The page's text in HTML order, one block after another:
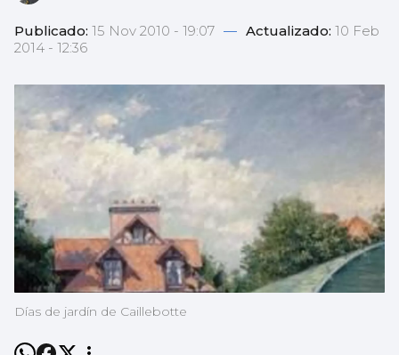
Publicado: 15 Nov 2010 - 19:07 — Actualizado: 10 Feb
2014 - 12:36
Días de jardín de Caillebotte